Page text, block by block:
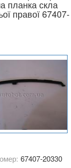
BENZ
планка скла
правої 67407-
67407-20330